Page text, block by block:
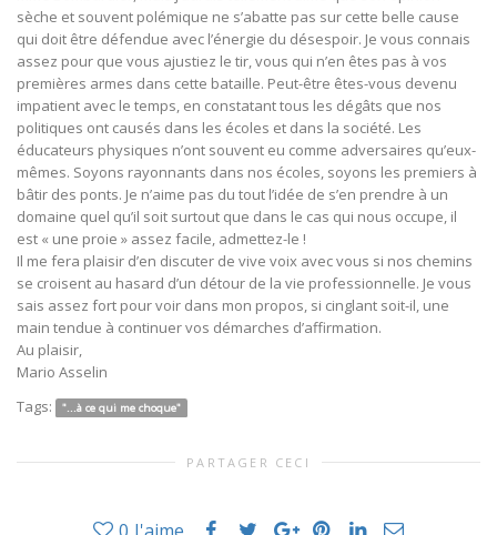
sèche et souvent polémique ne s’abatte pas sur cette belle cause
qui doit être défendue avec l’énergie du désespoir. Je vous connais
assez pour que vous ajustiez le tir, vous qui n’en êtes pas à vos
premières armes dans cette bataille. Peut-être êtes-vous devenu
impatient avec le temps, en constatant tous les dégâts que nos
politiques ont causés dans les écoles et dans la société. Les
éducateurs physiques n’ont souvent eu comme adversaires qu’eux-
mêmes. Soyons rayonnants dans nos écoles, soyons les premiers à
bâtir des ponts. Je n’aime pas du tout l’idée de s’en prendre à un
domaine quel qu’il soit surtout que dans le cas qui nous occupe, il
est « une proie » assez facile, admettez-le !
Il me fera plaisir d’en discuter de vive voix avec vous si nos chemins
se croisent au hasard d’un détour de la vie professionnelle. Je vous
sais assez fort pour voir dans mon propos, si cinglant soit-il, une
main tendue à continuer vos démarches d’affirmation.
Au plaisir,
Mario Asselin
Tags:
"...à ce qui me choque"
PARTAGER CECI